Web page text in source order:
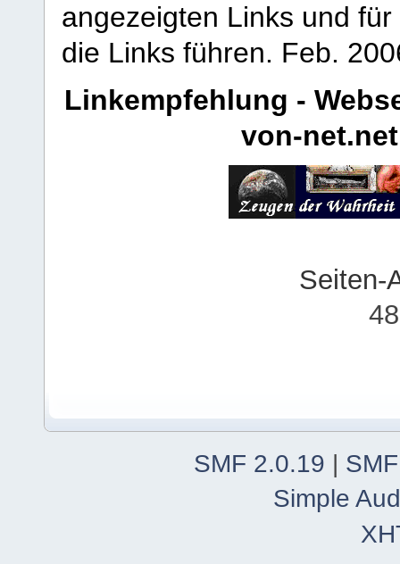
angezeigten Links und
die Links führen. Feb.
Linkempfehlung -
von-net.net
Seiten-
SMF 2.0.19 |
Simple